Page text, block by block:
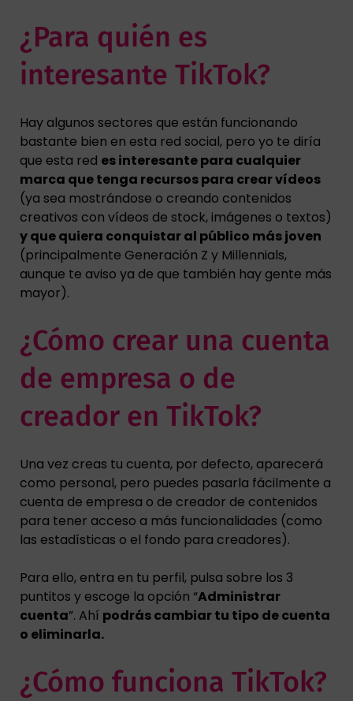
¿Para quién es
interesante TikTok?
Hay algunos sectores que están funcionando
bastante bien en esta red social, pero yo te diría
que esta red es interesante para cualquier
marca que tenga recursos para crear vídeos
(ya sea mostrándose o creando contenidos
creativos con vídeos de stock, imágenes o textos)
y que quiera conquistar al público más joven
(principalmente Generación Z y Millennials,
aunque te aviso ya de que también hay gente más
mayor).
¿Cómo crear una cuenta
de empresa o de
creador en TikTok?
Una vez creas tu cuenta, por defecto, aparecerá
como personal, pero puedes pasarla fácilmente a
cuenta de empresa o de creador de contenidos
para tener acceso a más funcionalidades (como
las estadísticas o el fondo para creadores).
Para ello, entra en tu perfil, pulsa sobre los 3
puntitos y escoge la opción “Administrar
cuenta”. Ahí podrás cambiar tu tipo de cuenta
o eliminarla.
¿Cómo funciona TikTok?